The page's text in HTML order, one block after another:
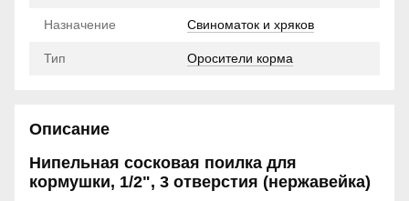
Назначение Свиноматок и хряков
Тип Оросители корма
Описание
Нипельная сосковая поилка для
кормушки, 1/2", 3 отверстия (нержавейка)